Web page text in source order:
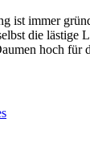
ist immer
die lästige
hoch für